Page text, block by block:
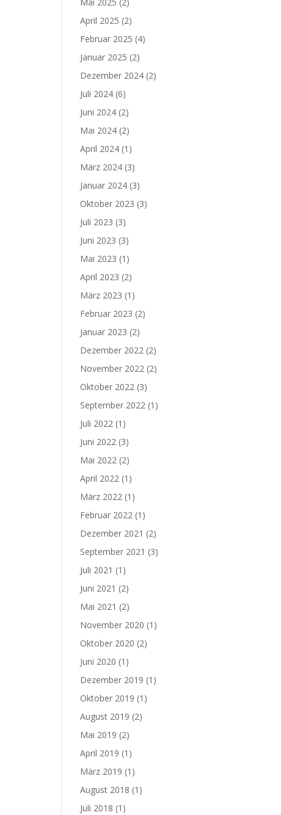
April 2025 (2)
Februar 2025 (4)
Januar 2025 (2)
Dezember 2024 (2)
Juli 2024 (6)
Juni 2024 (2)
Mai 2024 (2)
April 2024 (1)
März 2024 (3)
Januar 2024 (3)
Oktober 2023 (3)
Juli 2023 (3)
Juni 2023 (3)
Mai 2023 (1)
April 2023 (2)
März 2023 (1)
Februar 2023 (2)
Januar 2023 (2)
Dezember 2022 (2)
November 2022 (2)
Oktober 2022 (3)
September 2022 (1)
Juli 2022 (1)
Juni 2022 (3)
Mai 2022 (2)
April 2022 (1)
März 2022 (1)
Februar 2022 (1)
Dezember 2021 (2)
September 2021 (3)
Juli 2021 (1)
Juni 2021 (2)
Mai 2021 (2)
November 2020 (1)
Oktober 2020 (2)
Juni 2020 (1)
Dezember 2019 (1)
Oktober 2019 (1)
August 2019 (2)
Mai 2019 (2)
April 2019 (1)
März 2019 (1)
August 2018 (1)
Juli 2018 (1)